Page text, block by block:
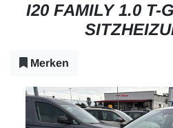
I20 FAMILY 1.0 T-
Merken